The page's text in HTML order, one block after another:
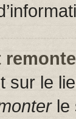
sur le
le